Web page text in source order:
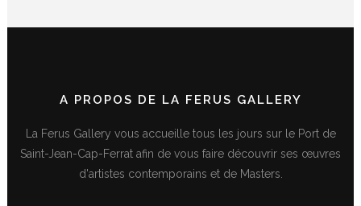
A PROPOS DE LA FERUS GALLERY
La Ferus Gallery vous accueille tous les jours sur le Port de
Saint-Jean-Cap-Ferrat afin de vous faire découvrir ses œuvres
d'artistes contemporains et de Masters.